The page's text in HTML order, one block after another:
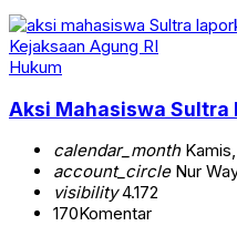
Hukum
Aksi Mahasiswa Sultra
calendar_monthKamis,
account_circleNur
visibility4.172
170Komentar